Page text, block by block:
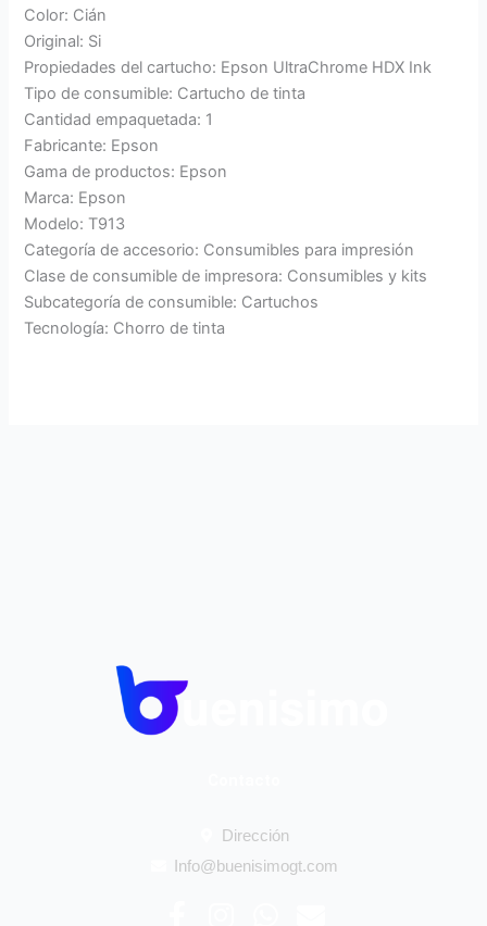
Color: Cián
Original: Si
Propiedades del cartucho: Epson UltraChrome HDX Ink
Tipo de consumible: Cartucho de tinta
Cantidad empaquetada: 1
Fabricante: Epson
Gama de productos: Epson
Marca: Epson
Modelo: T913
Categoría de accesorio: Consumibles para impresión
Clase de consumible de impresora: Consumibles y kits
Subcategoría de consumible: Cartuchos
Tecnología: Chorro de tinta
Dirección
Info@buenisimogt.com